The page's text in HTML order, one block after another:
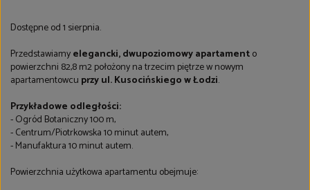
Dostępne od 1 sierpnia.
Przedstawiamyelegancki, dwupoziomowy apartamento
powierzchni 82,8 m2 położony na trzecim piętrze w nowym
apartamentowcu przy ul. Kusocińskiego w Łodzi.
Przykładowe odległości:
- Ogród Botaniczny 100 m,
- Centrum/Piotrkowska 10 minut autem,
- Manufaktura 10 minut autem.
Powierzchnia użytkowa apartamentu obejmuje: